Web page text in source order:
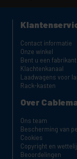
Contact informatie
Onze winkel
Bent u een
Klachtenkanaal
Laadwagens voor
Rack-kasten
Over
Ons team
Bescherming van
Cookies
Copyright en
Beoordelingen